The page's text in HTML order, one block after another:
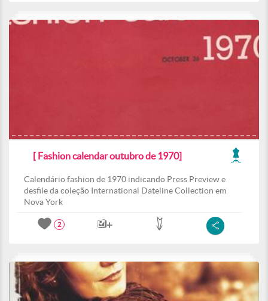
[ Fashion calendar outubro de 1970]
Calendário fashion de 1970 indicando Press Preview e
desfile da coleção International Dateline Collection em
Nova York
2